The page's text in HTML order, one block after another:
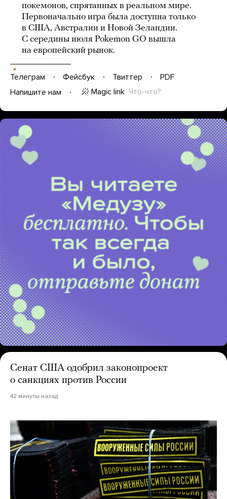
покемонов, спрятанных в реальном мире.
Первоначально игра была доступна только
в США, Австралии и Новой Зеландии.
С середины июля Pokemon GO вышла
на европейский рынок.
Телеграм Фейсбук Твиттер
PDF
Напишите нам
Magic link Что-что?
Сенат США одобрил законопроект
о санкциях против России
42 минуты назад